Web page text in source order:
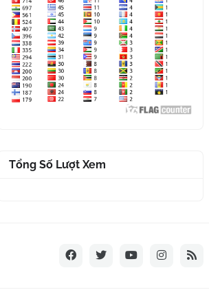
Tổng Số Lượt Xem